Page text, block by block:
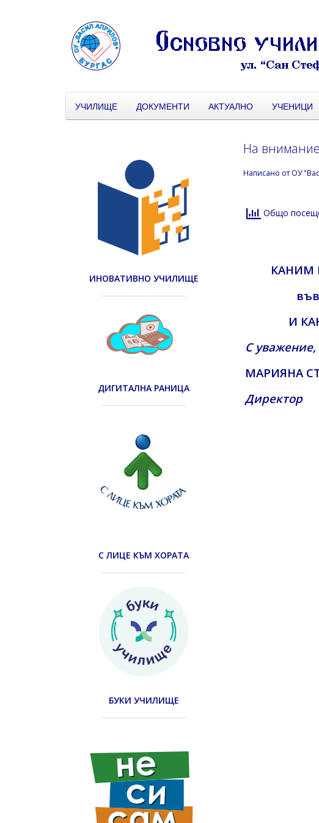
УЧИЛИЩЕ ДОКУМЕНТИ АКТУАЛНО УЧЕНИЦИ
На
Написано от ОУ
Общо
КАНИМ
И
С уважение,
МАРИЯНА
Директор
ИНОВАТИВНО УЧИЛИЩЕ
ДИГИТАЛНА РАНИЦА
С ЛИЦЕ КЪМ ХОРАТА
БУКИ УЧИЛИЩЕ